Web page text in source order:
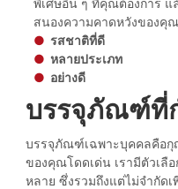
สนองความคาดหวังของคุณ
● รสชาติที่ดี
● หลายประเภท
● อย่างดี
บรรจุภัณฑ์ที่
บรรจุภัณฑ์เฉพาะบุคคลคือ
ของคุณโดดเด่น เรามีตัวเ
หลาย ซึ่งรวมถึงแต่ไม่จำกัดเ